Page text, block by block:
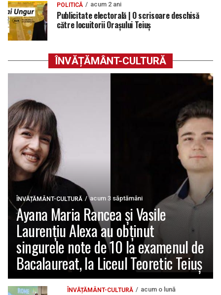
POLITICĂ acum 2 ani
Publicitate electorală | O scrisoare deschisă
către locuitorii Orașului Teiuș
ÎNVĂȚĂMÂNT-CULTURĂ
ÎNVĂȚĂMÂNT-CULTURĂ acum 3 săptămâni
Ayana Maria Rancea și Vasile
Laurențiu Alexa au obținut
singurele note de 10 la examenul de
Bacalaureat, la Liceul Teoretic Teiuș
ÎNVĂȚĂMÂNT-CULTURĂ acum o lună